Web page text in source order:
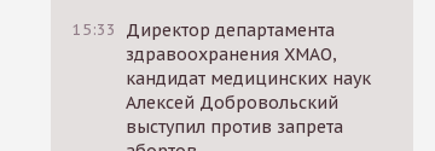
15:33
Директор департамента
здравоохранения ХМАО,
кандидат медицинских наук
Алексей Добровольский
выступил против запрета